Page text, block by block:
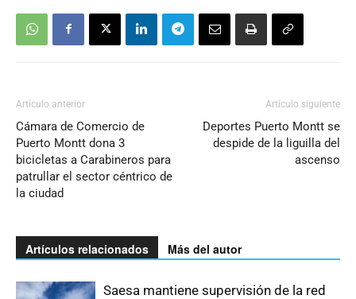
Artículo anterior
Cámara de Comercio de
Puerto Montt dona 3
bicicletas a Carabineros para
patrullar el sector céntrico de
la ciudad
Artículo siguiente
Deportes Puerto Montt se
despide de la liguilla del
ascenso
Artículos relacionados Más del autor
Saesa mantiene supervisión de la red